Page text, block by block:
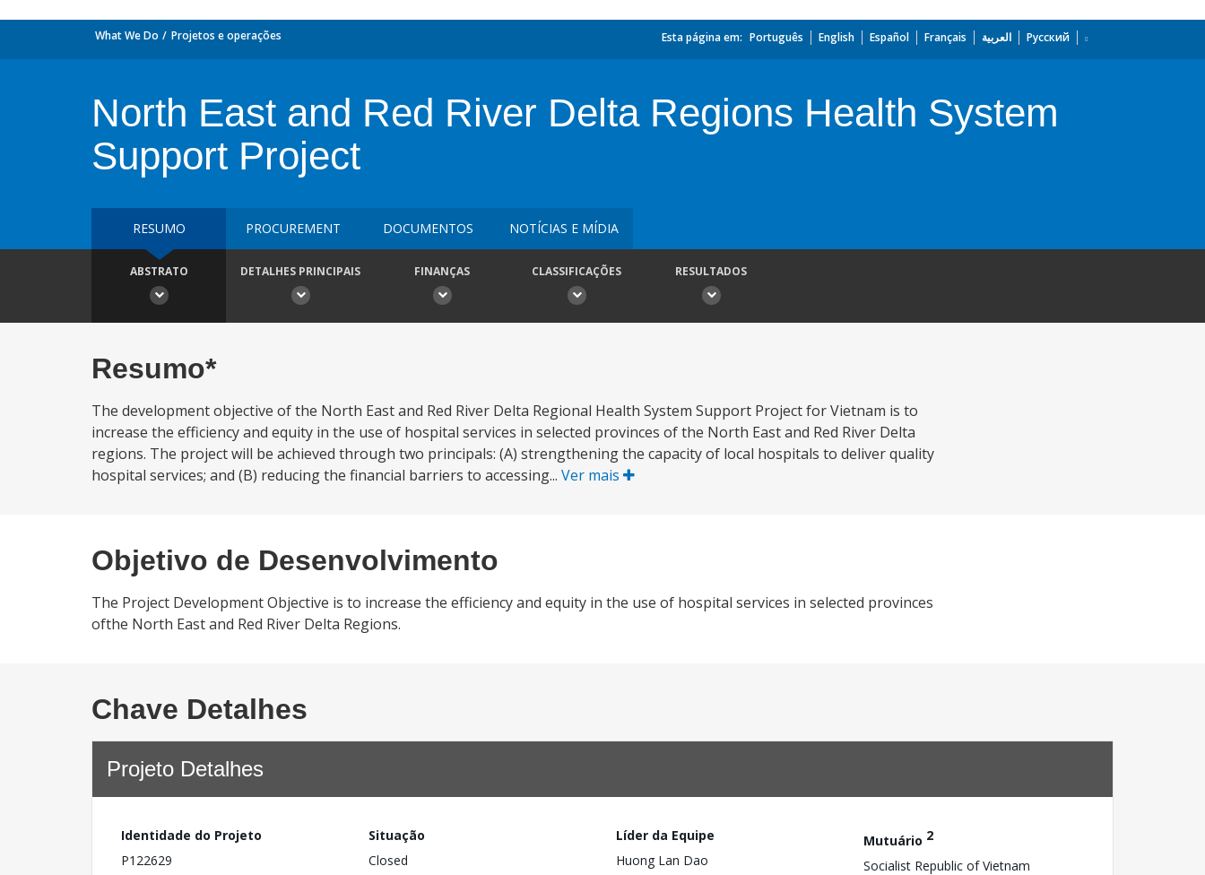
What We Do Projetos e operações Esta página em: Português English Español Français العربية Русский
North East and Red River Delta Regions Health System
Support Project
RESUMO PROCUREMENT DOCUMENTOS NOTÍCIAS E MÍDIA
ABSTRATO DETALHES PRINCIPAIS FINANÇAS CLASSIFICAÇÕES RESULTADOS
Resumo*
The development objective of the North East and Red River Delta Regional Health System Support Project for Vietnam is to
increase the efficiency and equity in the use of hospital services in selected provinces of the North East and Red River Delta
regions. The project will be achieved through two principals: (A) strengthening the capacity of local hospitals to deliver quality
hospital services; and (B) reducing the financial barriers to accessing... Ver mais
Objetivo de Desenvolvimento
The Project Development Objective is to increase the efficiency and equity in the use of hospital services in selected provinces
ofthe North East and Red River Delta Regions.
Chave Detalhes
Projeto Detalhes
Identidade do Projeto
P122629
Situação
Closed
Líder da Equipe
Huong Lan Dao
Mutuário 2
Socialist Republic of Vietnam